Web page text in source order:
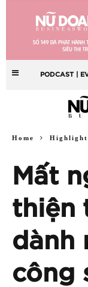
PODCAST |
Home
Mất
thiện
dành
công